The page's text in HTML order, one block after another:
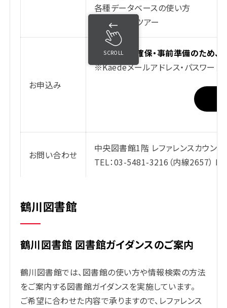
各種データベースの使い方
図書館見学ツアー
お申込み
実施場所の確保・事前準備のため、
※Kaedeメールアドレス・パスワード
お問い合わせ
中央図書館1階 レファレンスカウン
TEL：03-5481-3216（内線2657）
SCROLL
鶴川図書館
鶴川図書館 図書館ガイダンスのご案内
鶴川図書館では、図書館の使い方や情報検索の方法
をご案内する図書館ガイダンスを実施しています。
ご希望に合わせた内容で承りますので、レファレンス